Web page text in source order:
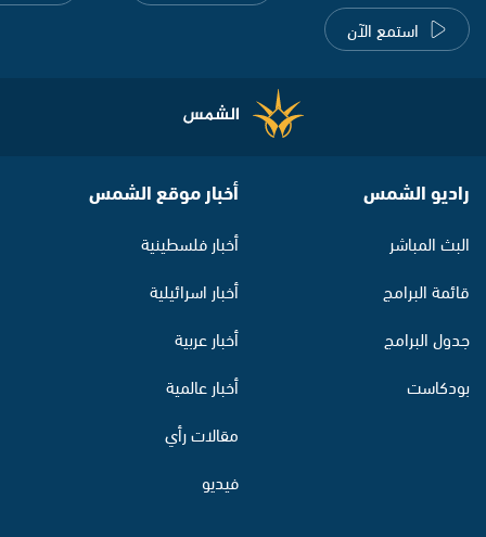
استمع الآن
راديو الشمس
البث المباشر
قائمة البرامج
جدول البرامج
بودكاست
أخبار موقع الشمس
أخبار فلسطينية
أخبار اسرائيلية
أخبار عربية
أخبار عالمية
مقالات رأي
فيديو